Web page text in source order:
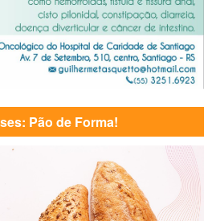
Pão de Forma!